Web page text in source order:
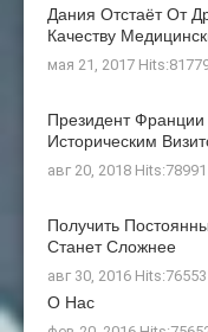
Дания Отстаёт От
Качеству
мая 21, 2017
Президент
Историческим
авг 20, 2018 Hits:78991
Получить
Станет Сложнее
авг 30, 2016 Hits:76553
О Нас